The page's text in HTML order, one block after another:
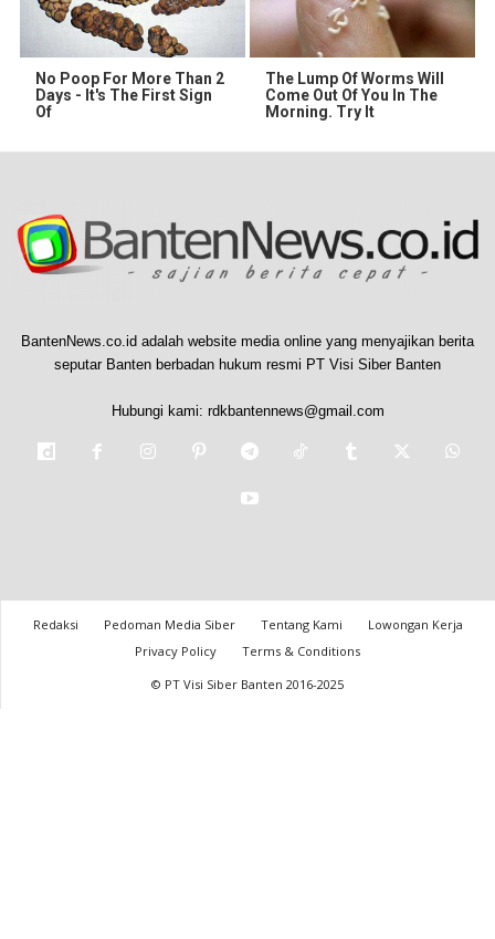
No Poop For More Than 2
Days - It's The First Sign
Of
The Lump Of Worms Will
Come Out Of You In The
Morning. Try It
BantenNews.co.id adalah website media online yang menyajikan berita
seputar Banten berbadan hukum resmi PT Visi Siber Banten
Hubungi kami: rdkbantennews@gmail.com
Redaksi Pedoman Media Siber Tentang Kami
Lowongan Kerja
Privacy Policy
Terms & Conditions
© PT Visi Siber Banten 2016-2025